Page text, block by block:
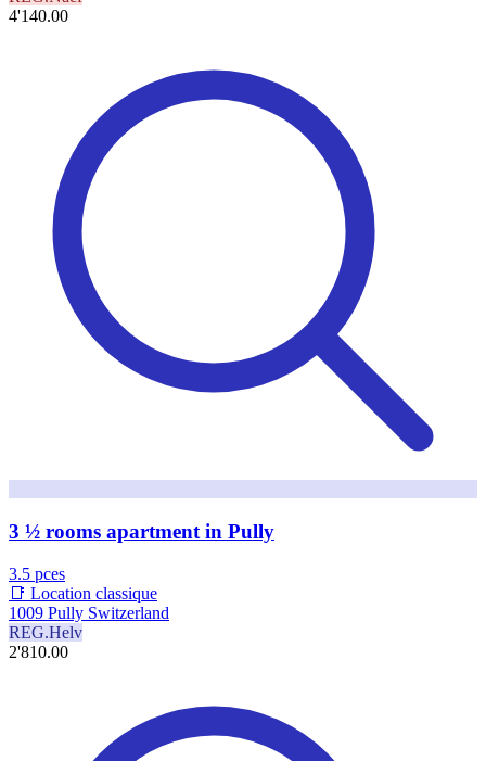
4'140.00
3 ½ rooms apartment in Pully
3.5 pces
📑 Location classique
1009 Pully Switzerland
REG.Helv
2'810.00